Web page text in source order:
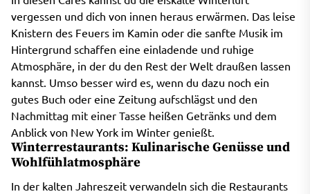
vergessen und dich von innen heraus erwärmen. Das leise
Knistern des Feuers im Kamin oder die sanfte Musik im
Hintergrund schaffen eine einladende und ruhige
Atmosphäre, in der du den Rest der Welt draußen lassen
kannst. Umso besser wird es, wenn du dazu noch ein
gutes Buch oder eine Zeitung aufschlägst und den
Nachmittag mit einer Tasse heißen Getränks und dem
Anblick von New York im Winter genießt.
Winterrestaurants: Kulinarische Genüsse und
Wohlfühlatmosphäre
In der kalten Jahreszeit verwandeln sich die Restaurants